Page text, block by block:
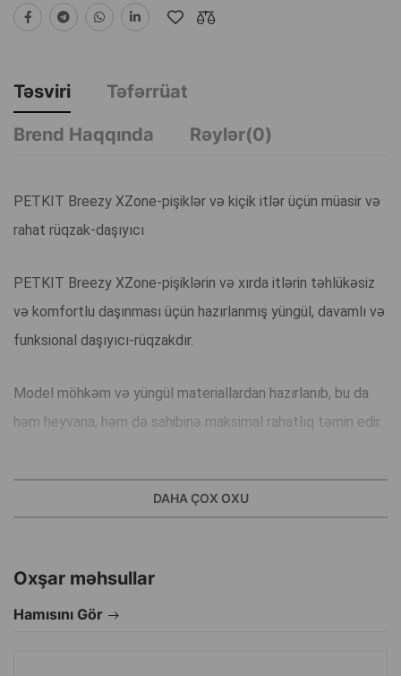
Təsviri
Təfərrüat
Brend Haqqında
Rəylər(0)
PETKIT Breezy XZone-pişiklər və kiçik itlər üçün müasir və
rahat rüqzak-daşıyıcı
PETKIT Breezy XZone-pişiklərin və xırda itlərin təhlükəsiz
və komfortlu daşınması üçün hazırlanmış yüngül, davamlı və
funksional daşıyıcı-rüqzakdır.
Model möhkəm və yüngül materiallardan hazırlanıb, bu da
həm heyvana, həm də sahibinə maksimal rahatlıq təmin edir.
Yan və ön hissədəki havalandırılan tor panellər içəridə əla
hava dövranı yaradır, həddindən artıq isinmənin qarşısını alır
Konstruksiya sayəsində heyvan özünü daha sakit hiss edir-
həm yaxşı görünüş, həm də yumşaq daxili örtük rahatlıq
DAHA ÇOX OXU
Oxşar məhsullar
Hamısını Gör